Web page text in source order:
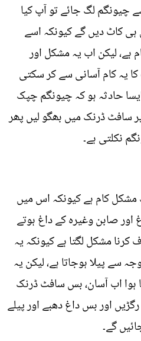
چیونگم لگ جائے تو آپ کیا
ہی کاٹ دیں گے کیونکہ اسے
ہے، لیکن اب یہ مشکل اور
یہ کام آسانی سے کر سکتی
حادثہ ہو کہ چیونگم چپک
سافٹ ڈرنک میں بھگو لیں پھر
نکلتی ہے۔
مشکل کام ہے کیونکہ اس میں
صابن وغیرہ کے داغ ہوتے
مشکل لگتا ہے کیونکہ یہ
سے پیلا ہوجاتا ہے، لیکن یہ
اب آسان، بس سافٹ ڈرنک
اور بس داغ دھبے اور پیلے
گے۔